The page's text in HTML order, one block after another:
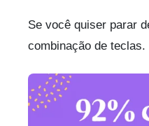
Se você quiser parar
combinação de teclas.